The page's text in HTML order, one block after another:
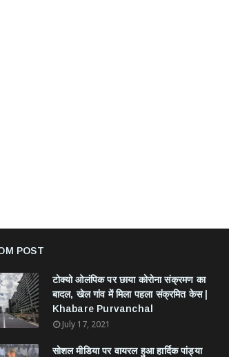
POST
टोक्यो ओलंपिक पर छाया कोरोना संक्रमण का
बादल, खेल गांव में मिला पहला संक्रमित केस |
Khabare Purvanchal
July 17, 2021
सोशल मीडिया पर वायरल हुआ हार्दिक पांड्या